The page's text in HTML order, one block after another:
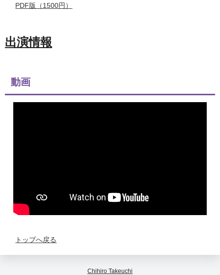
PDF版（1500円）
出演情報
動画
トップへ戻る
Chihiro Takeuchi